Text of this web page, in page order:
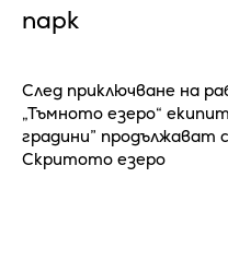
парк
След приключване на
„Тъмното езеро“
градини” продължават
Скритото езеро